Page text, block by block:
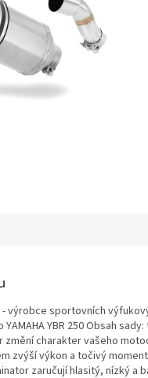
- výrobce sportovních
YAMAHA YBR 250 Obsah
změní charakter vašeho
zvýší výkon a točivý
zaručují hlasitý, nízký a